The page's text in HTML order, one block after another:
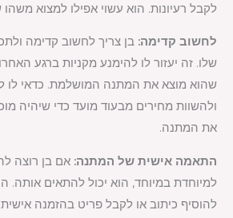
לקבל רעיונות. הוא עשוי אפילו למצוא
לחשוב קדימה: בן צריך לחשוב קדימה
שלו. זה יעזור לו להימנע מקניות ברגע
שהוא מוצא את המתנה המושלמת. כדאי לו
ולהשוות מחירים מבעוד מועד כדי שיהיה
את המתנה.
התאמה אישית של המתנה: אם בן רוצה
למיוחדת במיוחד, הוא יכול להתאים אותה.
להוסיף כיתוב או לקבל פריט בהזמנה אישית.